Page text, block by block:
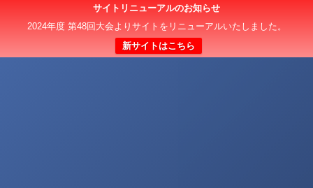
サイトリニューアルのお知らせ
2024年度 第48回大会よりサイトをリニューアルいたしました。
新サイトはこちら